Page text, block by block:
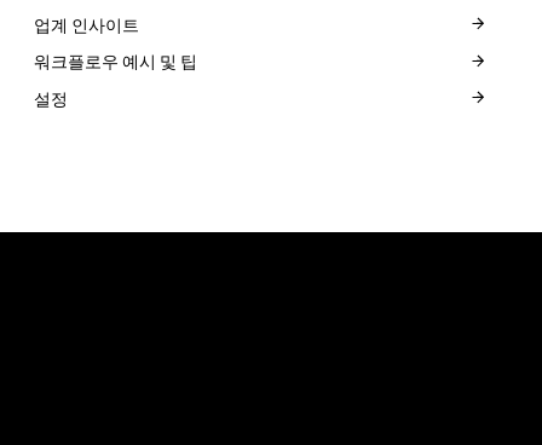
업계 인사이트
워크플로우 예시 및 팁
설정